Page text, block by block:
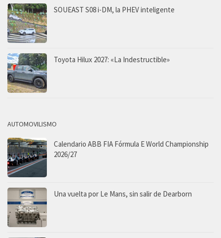
SOUEAST S08 i-DM, la PHEV inteligente
Toyota Hilux 2027: «La Indestructible»
AUTOMOVILISMO
Calendario ABB FIA Fórmula E World Championship
2026/27
Una vuelta por Le Mans, sin salir de Dearborn